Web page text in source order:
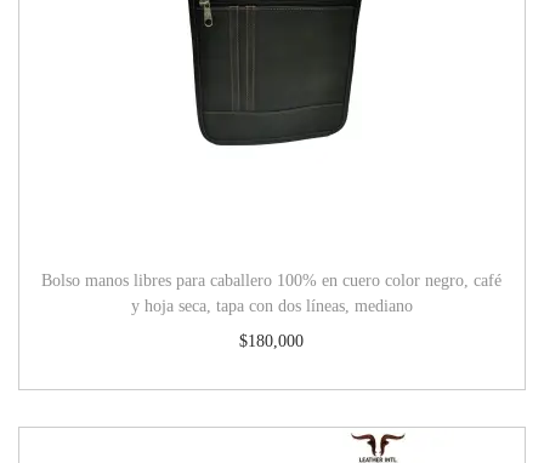
Bolso manos libres para caballero 100% en cuero color negro, café
y hoja seca, tapa con dos líneas, mediano
$180,000